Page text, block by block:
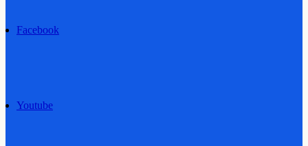
Facebook
Youtube